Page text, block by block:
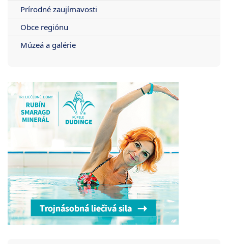
Prírodné zaujímavosti
Obce regiónu
Múzeá a galérie